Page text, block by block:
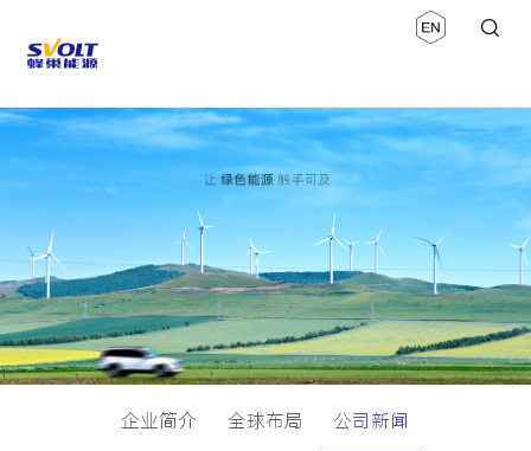
企业简介 全球布局 公司新闻